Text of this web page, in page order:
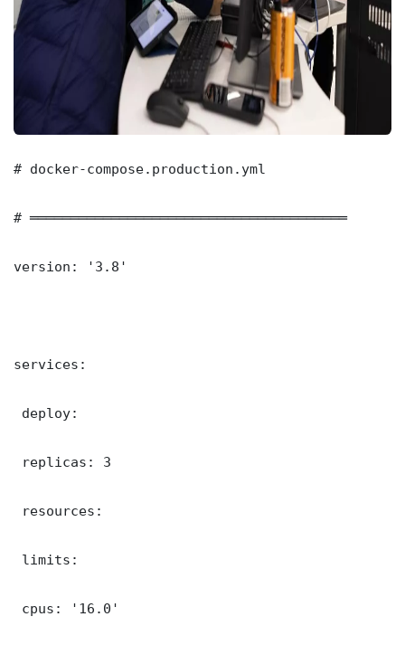
# docker-compose.production.yml
# ═══════════════════════════════════════
version: '3.8'
services:
deploy:
replicas: 3
resources:
limits:
cpus: '16.0'